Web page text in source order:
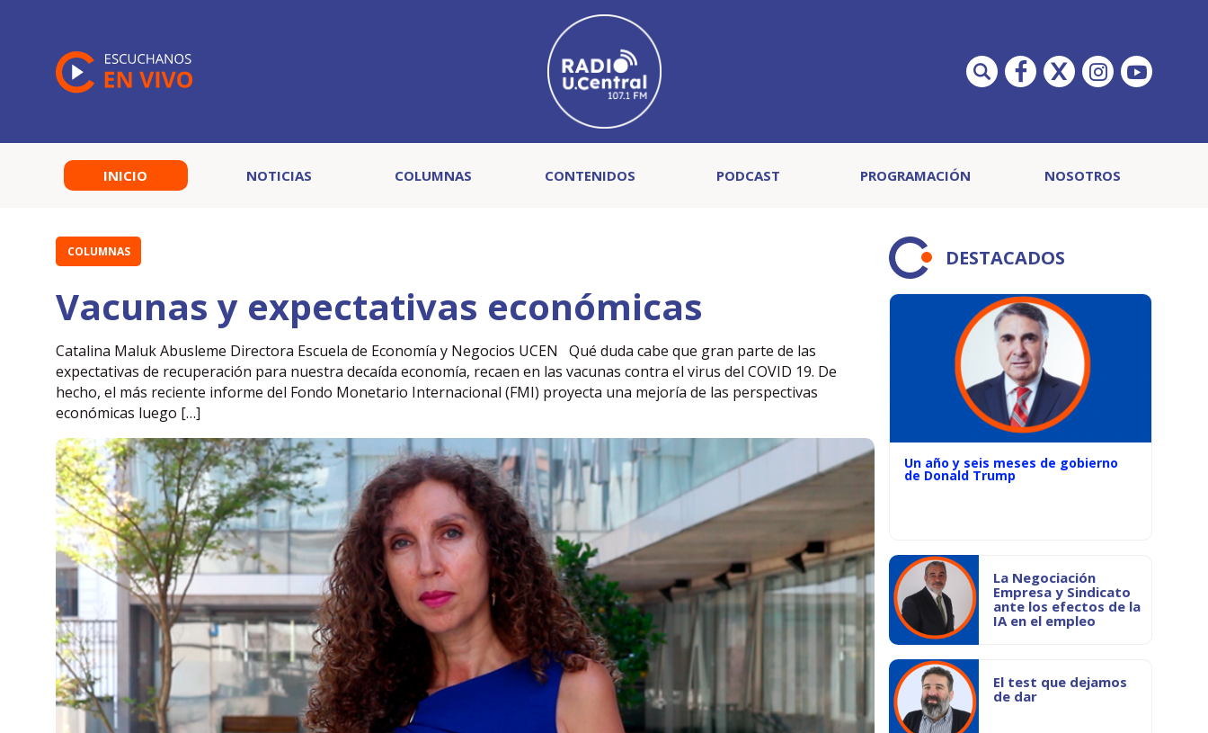
INICIO NOTICIAS COLUMNAS CONTENIDOS PODCAST PROGRAMACIÓN NOSOTROS
COLUMNAS
Vacunas y expectativas económicas
Catalina Maluk Abusleme Directora Escuela de Economía y Negocios UCEN Qué duda cabe que gran parte de las
expectativas de recuperación para nuestra decaída economía, recaen en las vacunas contra el virus del COVID 19. De
hecho, el más reciente informe del Fondo Monetario Internacional (FMI) proyecta una mejoría de las perspectivas
económicas luego […]
DESTACADOS
Un año y seis meses de gobierno
de Donald Trump
La Negociación
Empresa y Sindicato
ante los efectos de la
IA en el empleo
El test que dejamos
de dar